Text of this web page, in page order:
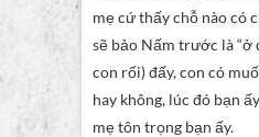
mẹ cứ thấy chỗ nào có
sẽ bảo Nấm trước là “ở
con rối) đấy, con có
hay không, lúc đó bạn
mẹ tôn trọng bạn ấy.